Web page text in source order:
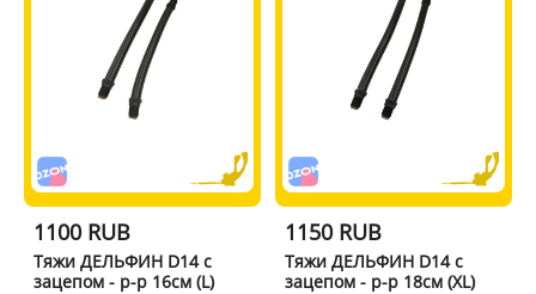
1100 RUB
Тяжи ДЕЛЬФИН D14 с
зацепом - р-р 16см (L)
1150 RUB
Тяжи ДЕЛЬФИН D14 с
зацепом - р-р 18см (XL)